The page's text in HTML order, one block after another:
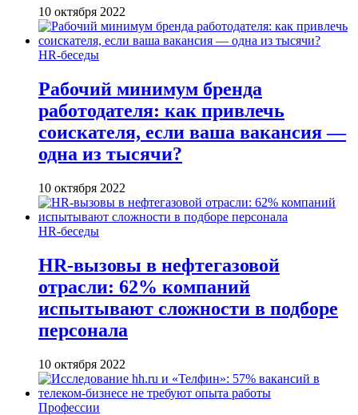
10 октября 2022
HR-беседы
Рабочий минимум бренда
работодателя: как привлечь
соискателя, если ваша вакансия —
одна из тысячи?
10 октября 2022
HR-беседы
HR-вызовы в нефтегазовой
отрасли: 62% компаний
испытывают сложности в подборе
персонала
10 октября 2022
Профессии